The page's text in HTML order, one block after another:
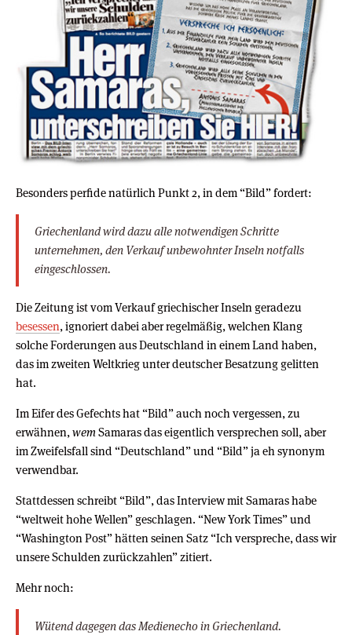
Besonders perfide natürlich Punkt 2, in dem “Bild” fordert:
Griechenland wird dazu alle notwendigen Schritte
unternehmen, den Verkauf unbewohnter Inseln notfalls
eingeschlossen.
Die Zeitung ist vom Verkauf griechischer Inseln geradezu
besessen, ignoriert dabei aber regelmäßig, welchen Klang
solche Forderungen aus Deutschland in einem Land haben,
das im zweiten Weltkrieg unter deutscher Besatzung gelitten
hat.
Im Eifer des Gefechts hat “Bild” auch noch vergessen, zu
erwähnen, wem Samaras das eigentlich versprechen soll, aber
im Zweifelsfall sind “Deutschland” und “Bild” ja eh synonym
verwendbar.
Stattdessen schreibt “Bild”, das Interview mit Samaras habe
“weltweit hohe Wellen” geschlagen. “New York Times” und
“Washington Post” hätten seinen Satz “Ich verspreche, dass wir
unsere Schulden zurückzahlen” zitiert.
Mehr noch:
Wütend dagegen das Medienecho in Griechenland.